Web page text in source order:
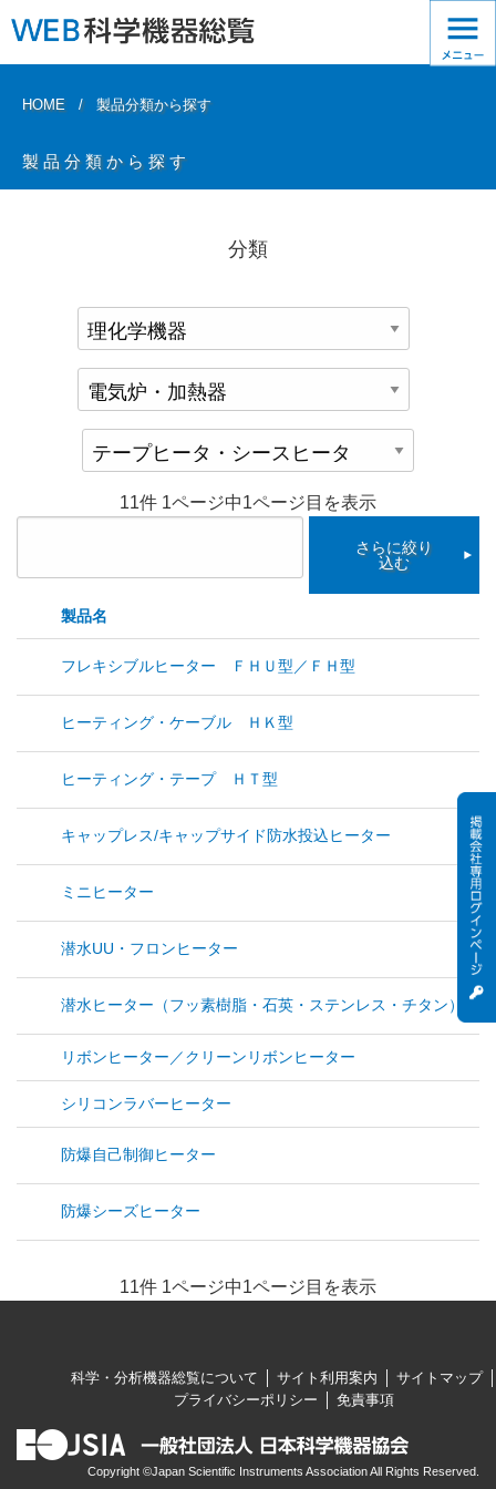
HOME 製品分類から探す
製品分類から探す
分類
11件 1ページ中1ページ目を表示
さらに絞り
込む
製品名
フレキシブルヒーター ＦＨＵ型／ＦＨ型
ヒーティング・ケーブル ＨＫ型
ヒーティング・テープ ＨＴ型
キャップレス/キャップサイド防水投込ヒーター
ミニヒーター
潜水UU・フロンヒーター
潜水ヒーター（フッ素樹脂・石英・ステンレス・チタン）
リボンヒーター／クリーンリボンヒーター
シリコンラバーヒーター
防爆自己制御ヒーター
防爆シーズヒーター
11件 1ページ中1ページ目を表示
科学・分析機器総覧について サイト利用案内
サイトマップ
プライバシーポリシー
免責事項
Copyright ©Japan Scientific Instruments Association All Rights Reserved.